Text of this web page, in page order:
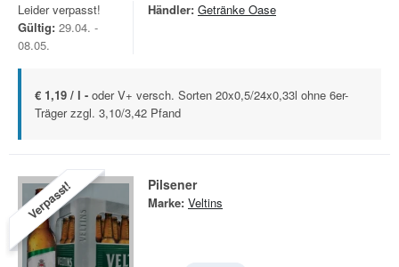
Leider verpasst!
Gültig: 29.04. -
08.05.
Händler: Getränke Oase
€ 1,19 / l - oder V+ versch. Sorten 20x0,5/24x0,33l ohne 6er-
Träger zzgl. 3,10/3,42 Pfand
Verpasst! Pilsener
Marke: Veltins